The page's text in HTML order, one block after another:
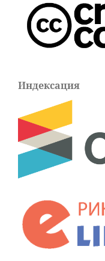
Индексация